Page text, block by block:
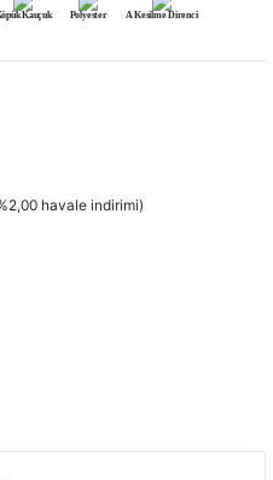
Kauçuk Polyester A Kesilme Direnci
havale indirimi)